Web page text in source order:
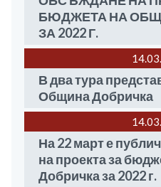
БЮДЖЕТА НА
ЗА 2022 Г.
14.03
В два тура
Община Добричка
14.03
На 22 март е
на проекта за
Добричка за 2022 г.